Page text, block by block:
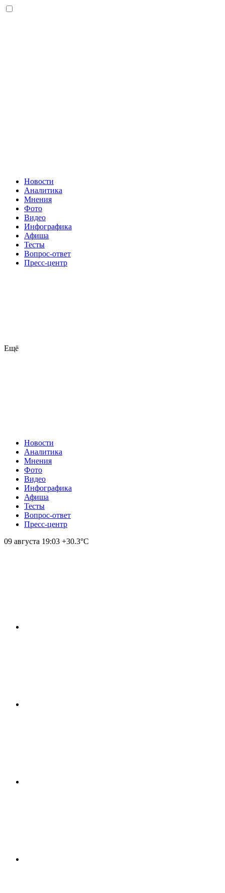
Новости
Аналитика
Мнения
Фото
Видео
Инфографика
Афиша
Тесты
Вопрос-ответ
Пресс-центр
Ещё
Новости
Аналитика
Мнения
Фото
Видео
Инфографика
Афиша
Тесты
Вопрос-ответ
Пресс-центр
09 августа 19:03 +30.3°С